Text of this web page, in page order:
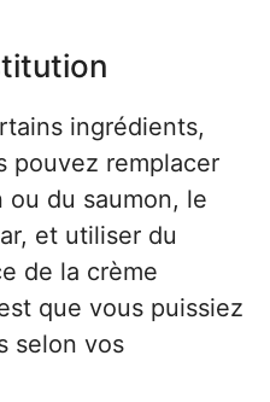
ingrédients,
pouvez remplacer
ou du saumon, le
et utiliser du
de la crème
que vous puissiez
selon vos